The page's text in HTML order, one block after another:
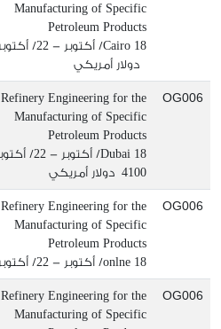
Manufacturing of Specific
Petroleum Products
Cairo 18/ أكتوبر - 22/ أكتوبر
دولار أمريكي
OG006
Refinery Engineering for the
Manufacturing of Specific
Petroleum Products
Dubai 18/ أكتوبر - 22/ أكتوبر
4100 دولار أمريكي
OG006
Refinery Engineering for the
Manufacturing of Specific
Petroleum Products
onlne 18/ أكتوبر - 22/ أكتوبر
OG006
Refinery Engineering for the
Manufacturing of Specific